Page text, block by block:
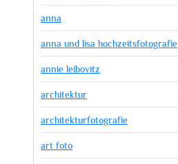
anna
anna und lisa hochzeitsfotografie
annie leibovitz
architektur
architekturfotografie
art foto